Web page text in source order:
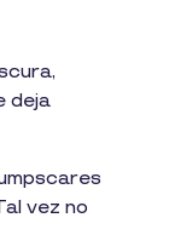
deja
vez no